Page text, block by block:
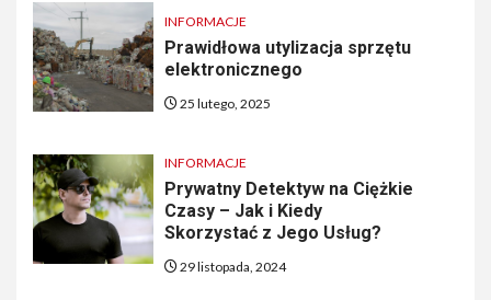
INFORMACJE
Prawidłowa utylizacja sprzętu
elektronicznego
25 lutego, 2025
INFORMACJE
Prywatny Detektyw na Ciężkie
Czasy – Jak i Kiedy
Skorzystać z Jego Usług?
29 listopada, 2024